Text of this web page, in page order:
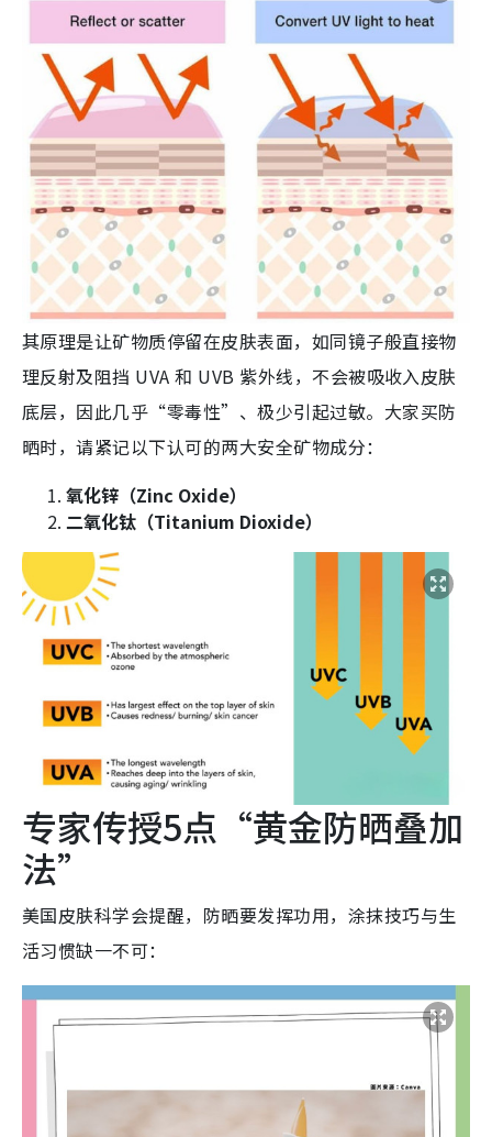
其原理是让矿物质停留在皮肤表面，如同镜子般直接物
理反射及阻挡 UVA 和 UVB 紫外线，不会被吸收入皮肤
底层，因此几乎“零毒性”、极少引起过敏。大家买防
晒时，请紧记以下认可的两大安全矿物成分：
氧化锌（Zinc Oxide）
二氧化钛（Titanium Dioxide）
专家传授5点“黄金防晒叠加
法”
美国皮肤科学会提醒，防晒要发挥功用，涂抹技巧与生
活习惯缺一不可：